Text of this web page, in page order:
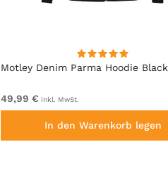
Motley Denim Parma Hoodie Black
49,99 € inkl. MwSt.
In den Warenkorb legen